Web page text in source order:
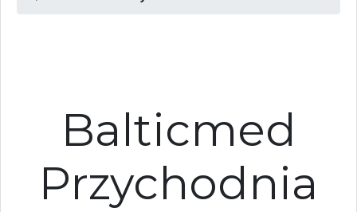
Balticmed
Przychodnia